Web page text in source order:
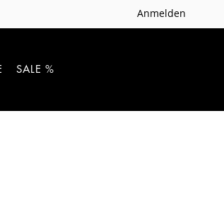
Anmelden
SALE %